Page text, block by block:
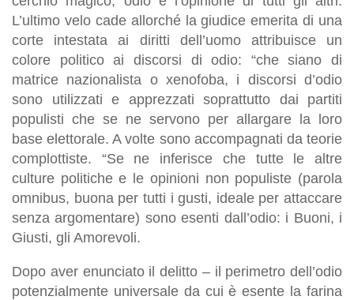
L’ultimo velo cade allorché la giudice emerita di una
corte intestata ai diritti dell’uomo attribuisce un
colore politico ai discorsi di odio: “che siano di
matrice nazionalista o xenofoba, i discorsi d’odio
sono utilizzati e apprezzati soprattutto dai partiti
populisti che se ne servono per allargare la loro
base elettorale. A volte sono accompagnati da teorie
complottiste. “Se ne inferisce che tutte le altre
culture politiche e le opinioni non populiste (parola
omnibus, buona per tutti i gusti, ideale per attaccare
senza argomentare) sono esenti dall’odio: i Buoni, i
Giusti, gli Amorevoli.
Dopo aver enunciato il delitto – il perimetro dell’odio
potenzialmente universale da cui è esente la farina